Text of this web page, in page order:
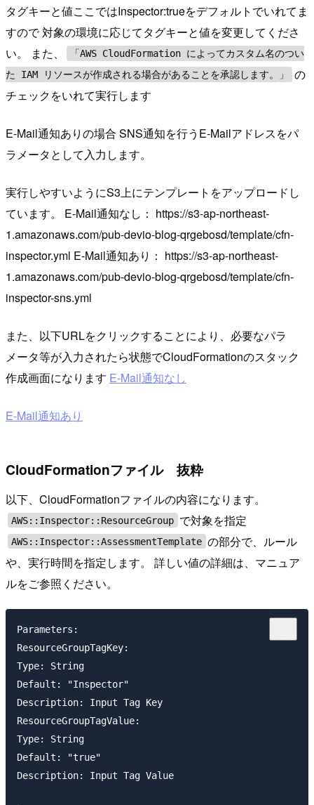
タグキーと値ここではInspector:trueをデフォルトでいれてま
すので 対象の環境に応じてタグキーと値を変更してくださ
い。 また、
「AWS CloudFormation によってカスタム名のつい
た IAM リソースが作成される場合があることを承認します。」
の
チェックをいれて実行します
E-Mail通知ありの場合 SNS通知を行うE-Mailアドレスをパ
ラメータとして入力します。
実行しやすいようにS3上にテンプレートをアップロードし
ています。 E-Mail通知なし： https://s3-ap-northeast-
1.amazonaws.com/pub-devio-blog-qrgebosd/template/cfn-
inspector.yml E-Mail通知あり： https://s3-ap-northeast-
1.amazonaws.com/pub-devio-blog-qrgebosd/template/cfn-
inspector-sns.yml
また、以下URLをクリックすることにより、必要なパラ
メータ等が入力されたら状態でCloudFormationのスタック
作成画面になります E-Mail通知なし
E-Mail通知あり
CloudFormationファイル 抜粋
以下、CloudFormationファイルの内容になります。
AWS::Inspector::ResourceGroup で対象を指定
AWS::Inspector::AssessmentTemplate の部分で、ルール
や、実行時間を指定します。 詳しい値の詳細は、マニュア
ルをご参照ください。
Parameters:
ResourceGroupTagKey:
Type: String
Default: "Inspector"
Description: Input Tag Key
ResourceGroupTagValue:
Type: String
Default: "true"
Description: Input Tag Value